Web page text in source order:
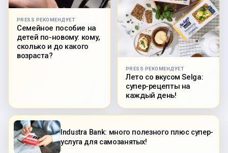
PRESS РЕКОМЕНДУЕТ
Семейное пособие на
детей по-новому: кому,
сколько и до какого
возраста?
PRESS РЕКОМЕНДУЕТ
Лето со вкусом Selga:
супер-рецепты на
каждый день!
Industra Bank: много полезного плюс супер-
услуга для самозанятых!